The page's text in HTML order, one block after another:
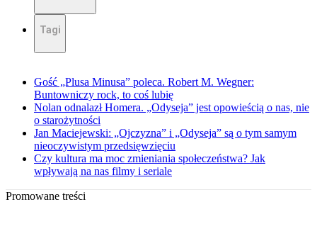
Tagi
Gość „Plusa Minusa” poleca. Robert M. Wegner:
Buntowniczy rock, to coś lubię
Nolan odnalazł Homera. „Odyseja” jest opowieścią o nas, nie
o starożytności
Jan Maciejewski: „Ojczyzna” i „Odyseja” są o tym samym
nieoczywistym przedsięwzięciu
Czy kultura ma moc zmieniania społeczeństwa? Jak
wpływają na nas filmy i seriale
Promowane treści